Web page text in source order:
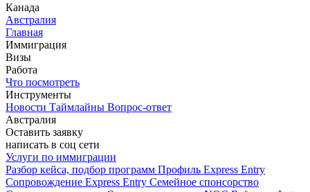
Канада
Австралия
Главная
Иммиграция
Визы
Работа
Что посмотреть
Инструменты
Новости Таймлайны Вопрос-ответ
Австралия
Оставить заявку
написать в соц сети
Услуги по иммиграции
Разбор кейса, подбор программ Профиль Express Entry
Сопровождение Express Entry Семейное спонсорство